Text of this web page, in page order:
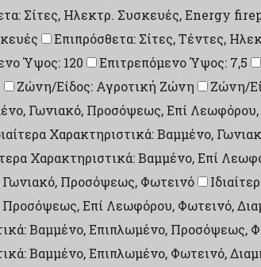
Σίτες, Ηλεκτρ. Συσκευές, Energy
Επιπρόσθετα: Σίτες, Τέντες,
Ύψος: 120 Επιτρεπόμενο Ύψος: 7,5
Ζώνη/Είδος: Αγροτική Ζώνη Ζώνη/
Γωνιακό, Προσόψεως, Επί
Χαρακτηριστικά: Βαμμένο,
Χαρακτηριστικά: Βαμμένο, Επί
Προσόψεως, Φωτεινό
Επί Λεωφόρου, Φωτεινό,
Βαμμένο, Επιπλωμένο, Προσόψεως,
Βαμμένο, Επιπλωμένο, Φωτεινό,